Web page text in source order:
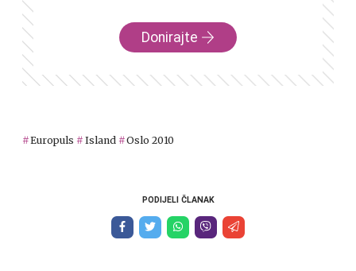
Donirajte
Europuls Island Oslo 2010
PODIJELI ČLANAK